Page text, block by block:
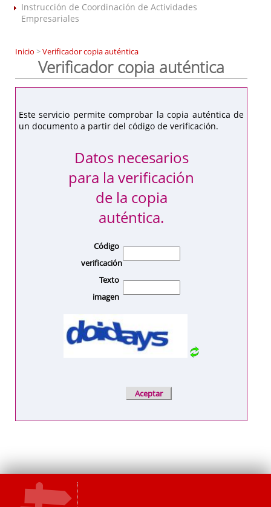
Instrucción de Coordinación de Actividades
Empresariales
Inicio >Verificador copia auténtica
Verificador copia auténtica
Este servicio permite comprobar la copia auténtica de
un documento a partir del código de verificación.
Datos necesarios
para la verificación
de la copia
auténtica.
Código
verificación
Texto
imagen